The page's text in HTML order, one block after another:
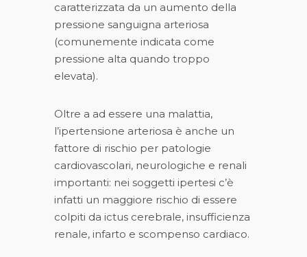
caratterizzata da un aumento della
pressione sanguigna arteriosa
(comunemente indicata come
pressione alta quando troppo
elevata).
Oltre a ad essere una malattia,
l’ipertensione arteriosa è anche un
fattore di rischio per patologie
cardiovascolari, neurologiche e renali
importanti: nei soggetti ipertesi c’è
infatti un maggiore rischio di essere
colpiti da ictus cerebrale, insufficienza
renale, infarto e scompenso cardiaco.